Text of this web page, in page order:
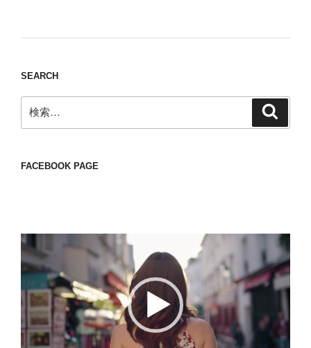
SEARCH
索:
FACEBOOK PAGE
動
画
プ
レ
ー
ヤ
ー